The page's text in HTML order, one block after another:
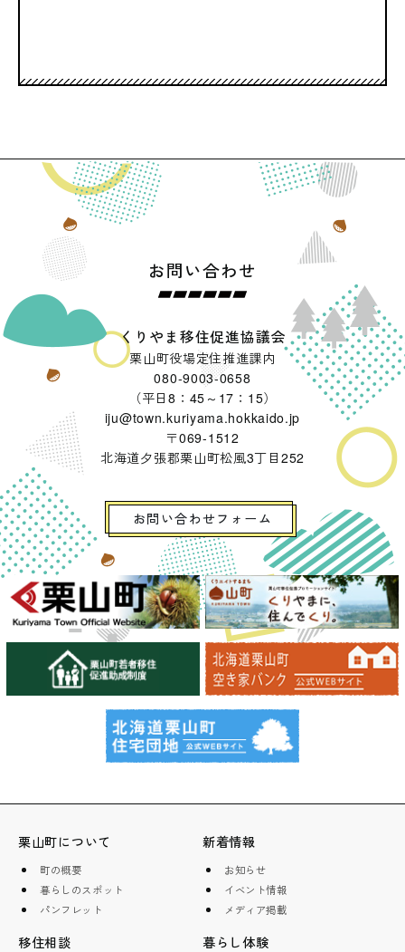
お問い合わせ
くりやま移住促進協議会
栗山町役場定住推進課内
080-9003-0658
（平日8：45～17：15）
iju@town.kuriyama.hokkaido.jp
〒069-1512
北海道夕張郡栗山町松風3丁目252
お問い合わせフォーム
栗山町について
町の概要
暮らしのスポット
パンフレット
新着情報
お知らせ
イベント情報
メディア掲載
移住相談 暮らし体験